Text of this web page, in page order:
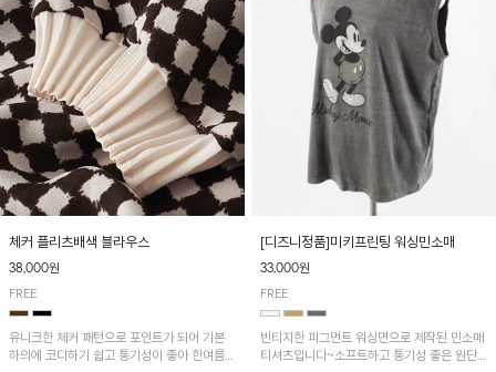
체커 플리츠배색 블라우스
38,000원
FREE
유니크한 체커 패턴으로 포인트가 되어 기본
하의에 코디하기 쉽고 통기성이 좋아 한여름에
[디즈니정품]미키프린팅 워싱민소매
33,000원
FREE
빈티지한 피그먼트 워싱면으로 제작된 민소매
티셔츠입니다~소프트하고 통기성 좋은 원단